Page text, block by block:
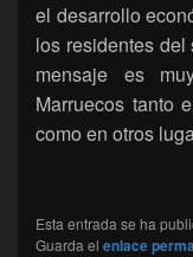
el desarrollo
los residentes
mensaje es
Marruecos tanto
como en otros
Esta entrada se ha
Guarda el enlace